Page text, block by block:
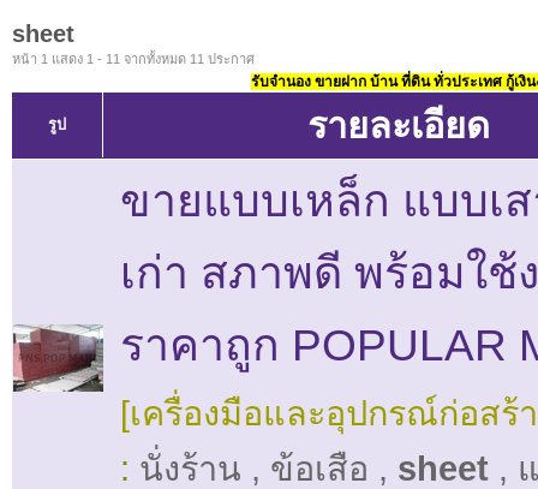
sheet
หน้า 1 แสดง 1 - 11 จากทั้งหมด 11 ประกาศ
รับจำนอง ขายฝาก บ้าน ที่ดิน ทั่วประเทศ กู้เงิ
รูป รายละเอียด
ขายแบบเหล็ก แบบเ
เก่า สภาพดี พร้อมใช้
ราคาถูก POPULAR
[เครื่องมือและอุปกรณ์ก่อสร้
: นั่งร้าน , ข้อเสือ , sheet ,